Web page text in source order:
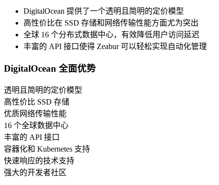
DigitalOcean 提供了一个透明且简明的定价模型
高性价比在 SSD 存储和网络传输性能方面尤为突出
全球 16 个分布式数据中心，有效降低用户访问延迟
丰富的 API 接口使得 Zeabur 可以轻松实现自动化管理
DigitalOcean 全面优势
透明且简明的定价模型
高性价比 SSD 存储
优质网络传输性能
16 个全球数据中心
丰富的 API 接口
容器化和 Kubernetes 支持
快速响应的技术支持
强大的开发者社区